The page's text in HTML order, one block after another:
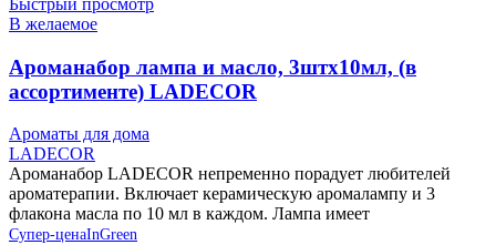
В желаемое
Ароманабор лампа и масло, 3штx10мл, (в
ассортименте) LADECOR
Ароматы для дома
LADECOR
Ароманабор LADECOR непременно порадует любителей
ароматерапии. Включает керамическую аромалампу и 3
флакона масла по 10 мл в каждом. Лампа имеет
Супер-ценаInGreen